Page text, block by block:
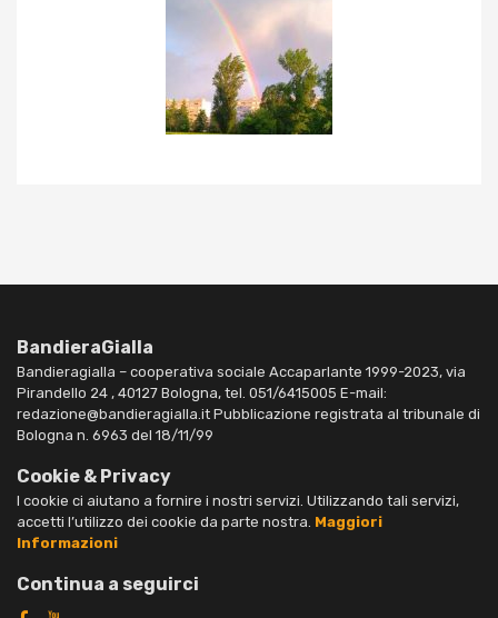
BandieraGialla
Bandieragialla – cooperativa sociale Accaparlante 1999-2023, via
Pirandello 24 , 40127 Bologna, tel. 051/6415005 E-mail:
redazione@bandieragialla.it Pubblicazione registrata al tribunale di
Bologna n. 6963 del 18/11/99
Cookie & Privacy
I cookie ci aiutano a fornire i nostri servizi. Utilizzando tali servizi,
accetti l’utilizzo dei cookie da parte nostra. Maggiori
Informazioni
Continua a seguirci